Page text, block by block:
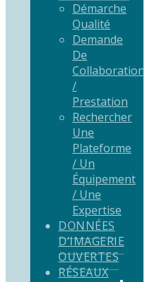
Démarche
Qualité
Demande
De
Collaboration
/
Prestation
Rechercher
Une
Plateforme
/ Un
Équipement
/ Une
Expertise
DONNÉES
D’IMAGERIE
OUVERTES
RÉSEAUX